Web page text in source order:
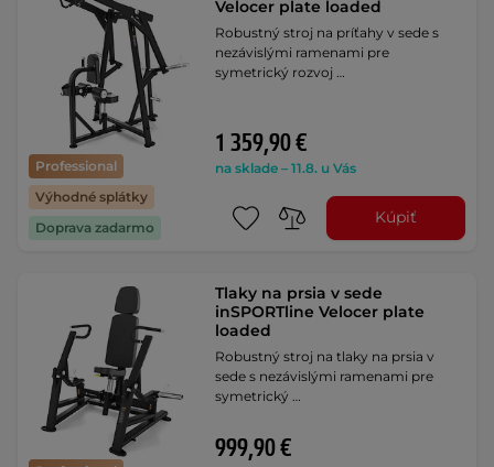
Professional
Výhodné splátky
Doprava zadarmo
Velocer plate loaded
Robustný stroj na príťahy v sede s
nezávislými ramenami pre
symetrický rozvoj …
1 359,90 €
na sklade – 11.8. u Vás
Kúpiť
Tlaky na prsia v sede
inSPORTline Velocer plate
loaded
Robustný stroj na tlaky na prsia v
sede s nezávislými ramenami pre
symetrický …
999,90 €